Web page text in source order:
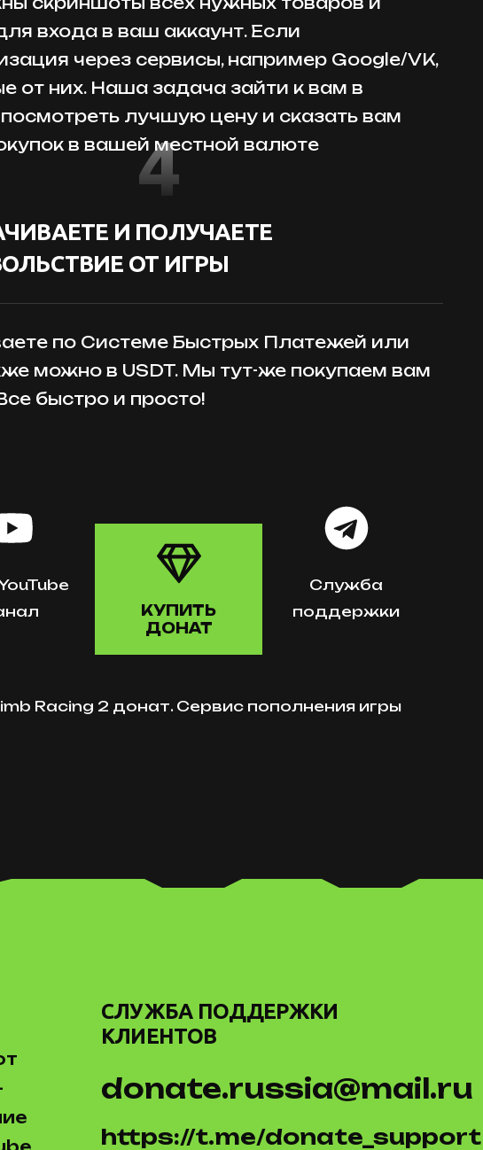
входа в ваш аккаунт. Если
через сервисы, например Google/VK,
от них. Наша задача зайти к вам в
посмотреть лучшую цену и сказать вам
в вашей местной валюте
И ПОЛУЧАЕТЕ
ОТ ИГРЫ
по Системе Быстрых Платежей или
можно в USDT. Мы тут-же покупаем вам
быстро и просто!
4
КУПИТЬ
ДОНАТ
Служба
поддержки
Racing 2 донат. Сервис пополнения игры
СЛУЖБА ПОДДЕРЖКИ
КЛИЕНТОВ
donate.russia@mail.ru
https://t.me/donate_support